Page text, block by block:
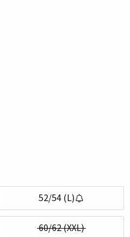
52/54 (L)
60/62 (XXL)